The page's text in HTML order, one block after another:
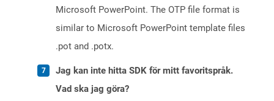
Microsoft PowerPoint. The OTP file format is
similar to Microsoft PowerPoint template files
.pot and .potx.
Jag kan inte hitta SDK för mitt favoritspråk.
Vad ska jag göra?